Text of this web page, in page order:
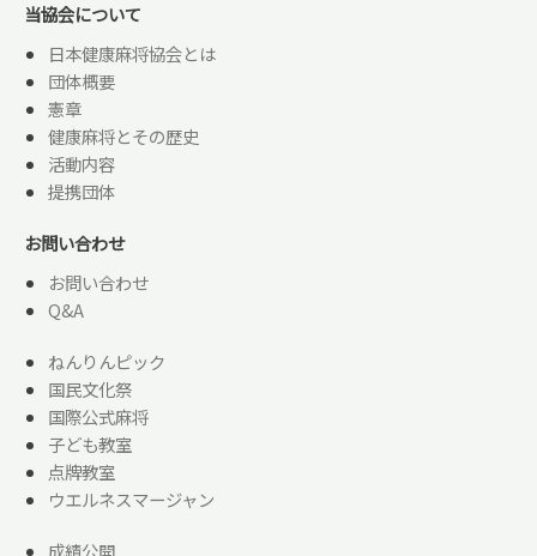
当協会について
日本健康麻将協会とは
団体概要
憲章
健康麻将とその歴史
活動内容
提携団体
お問い合わせ
お問い合わせ
Q&A
ねんりんピック
国民文化祭
国際公式麻将
子ども教室
点牌教室
ウエルネスマージャン
成績公開